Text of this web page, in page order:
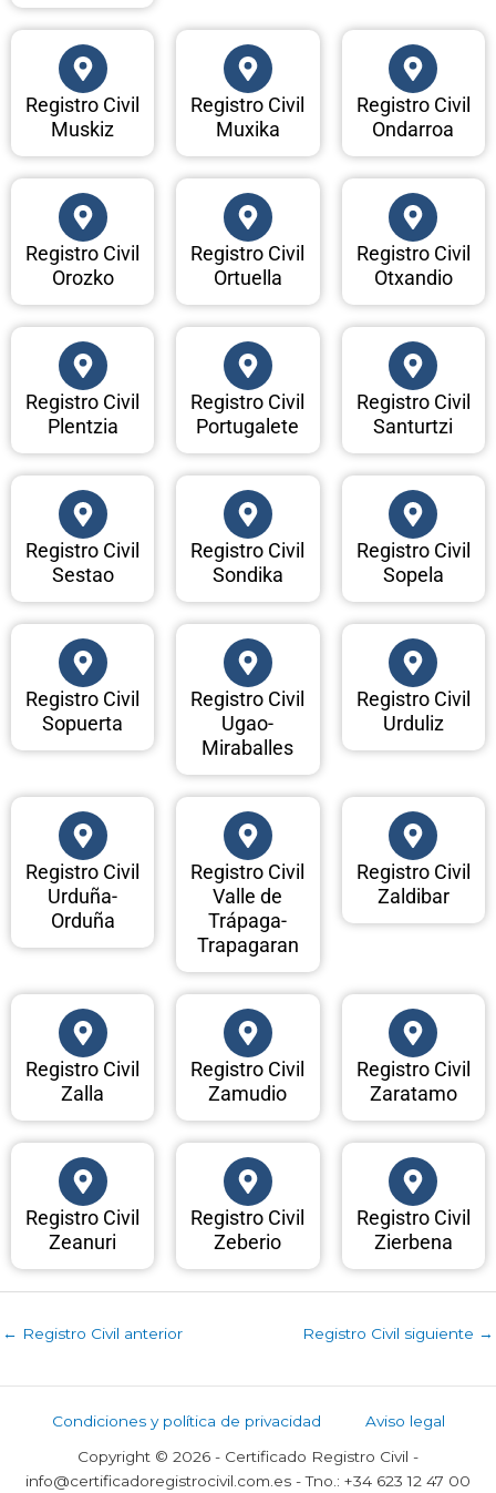
Registro Civil
Muskiz
Registro Civil
Muxika
Registro Civil
Ondarroa
Registro Civil
Orozko
Registro Civil
Ortuella
Registro Civil
Otxandio
Registro Civil
Plentzia
Registro Civil
Portugalete
Registro Civil
Santurtzi
Registro Civil
Sestao
Registro Civil
Sondika
Registro Civil
Sopela
Registro Civil
Sopuerta
Registro Civil
Ugao-
Miraballes
Registro Civil
Urduliz
Registro Civil
Urduña-
Orduña
Registro Civil
Valle de
Trápaga-
Trapagaran
Registro Civil
Zaldibar
Registro Civil
Zalla
Registro Civil
Zamudio
Registro Civil
Zaratamo
Registro Civil
Zeanuri
Registro Civil
Zeberio
Registro Civil
Zierbena
← Registro Civil anterior Registro Civil siguiente →
Condiciones y política de privacidad
Aviso legal
Copyright © 2026 - Certificado Registro Civil -
info@certificadoregistrocivil.com.es - Tno.: +34 623 12 47 00